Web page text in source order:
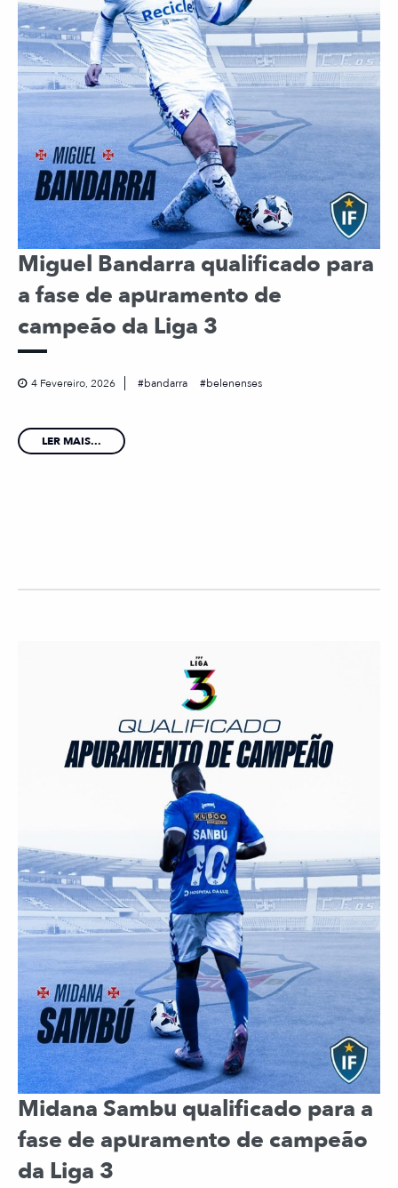
Miguel Bandarra qualificado para
a fase de apuramento de
campeão da Liga 3
4 Fevereiro, 2026 bandarra belenenses
LER MAIS...
Midana Sambu qualificado para a
fase de apuramento de campeão
da Liga 3